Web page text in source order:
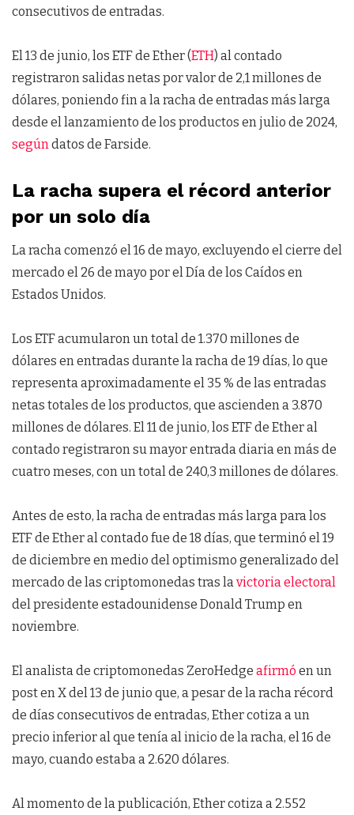
consecutivos de entradas.
El 13 de junio, los ETF de Ether (ETH) al contado
registraron salidas netas por valor de 2,1 millones de
dólares, poniendo fin a la racha de entradas más larga
desde el lanzamiento de los productos en julio de 2024,
segúndatos de Farside.
La racha supera el récord anterior
por un solo día
La racha comenzó el 16 de mayo, excluyendo el cierre del
mercado el 26 de mayo por el Día de los Caídos en
Estados Unidos.
Los ETF acumularon un total de 1.370 millones de
dólares en entradas durante la racha de 19 días, lo que
representa aproximadamente el 35 % de las entradas
netas totales de los productos, que ascienden a 3.870
millones de dólares. El 11 de junio, los ETF de Ether al
contado registraron su mayor entrada diaria en más de
cuatro meses, con un total de 240,3 millones de dólares.
Antes de esto, la racha de entradas más larga para los
ETF de Ether al contado fue de 18 días, que terminó el 19
de diciembre en medio del optimismo generalizado del
mercado de las criptomonedas tras lavictoria electoral
del presidente estadounidense Donald Trump en
noviembre.
El analista de criptomonedas ZeroHedge afirmó en un
post en X del 13 de junio que, a pesar de la racha récord
de días consecutivos de entradas, Ether cotiza a un
precio inferior al que tenía al inicio de la racha, el 16 de
mayo, cuando estaba a 2.620 dólares.
Al momento de la publicación, Ether cotiza a 2.552